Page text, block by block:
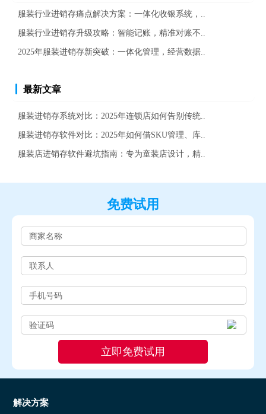
服装行业进销存痛点解决方案：一体化收银系统，..
服装行业进销存升级攻略：智能记账，精准对账不..
2025年服装进销存新突破：一体化管理，经营数据..
最新文章
服装进销存系统对比：2025年连锁店如何告别传统..
服装进销存软件对比：2025年如何借SKU管理、库..
服装店进销存软件避坑指南：专为童装店设计，精..
免费试用
解决方案